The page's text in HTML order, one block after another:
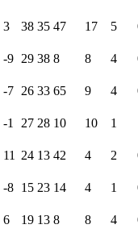
3 38 35 47 17 5
-9 29 38 8 8 4
-7 26 33 65 9 4
-1 27 28 10 10 1
11 24 13 42 4 2
-8 15 23 14 4 1
6 19 13 8 8 4